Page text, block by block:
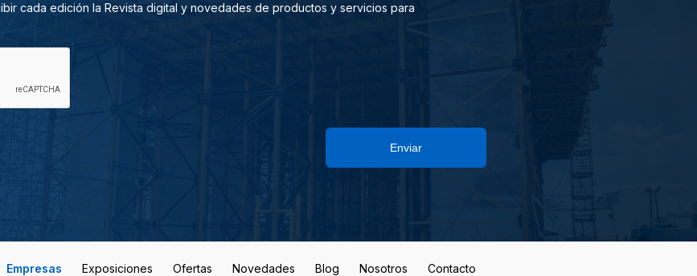
cada edición la Revista digital y novedades de productos y servicios para
Enviar
Empresas Exposiciones Ofertas Novedades Blog Nosotros Contacto